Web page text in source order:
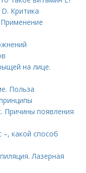
Критика
на лице.
Польза
Причины появления
–, какой способ
Лазерная